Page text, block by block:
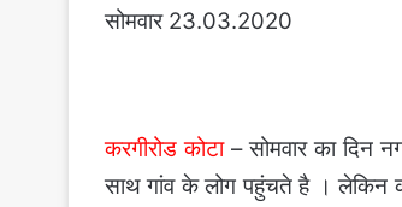
सोमवार 23.03.2020
करगीरोड कोटा– सोमवार का दिन
साथ गांव के लोग पहुंचते है । लेकिन